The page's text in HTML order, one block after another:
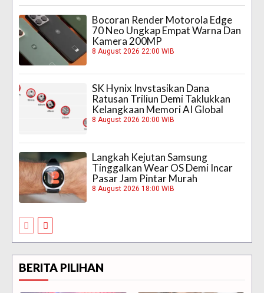
Bocoran Render Motorola Edge
70 Neo Ungkap Empat Warna Dan
Kamera 200MP
8 August 2026 22:00 WIB
SK Hynix Invstasikan Dana
Ratusan Triliun Demi Taklukkan
Kelangkaan Memori AI Global
8 August 2026 20:00 WIB
Langkah Kejutan Samsung
Tinggalkan Wear OS Demi Incar
Pasar Jam Pintar Murah
8 August 2026 18:00 WIB
BERITA PILIHAN